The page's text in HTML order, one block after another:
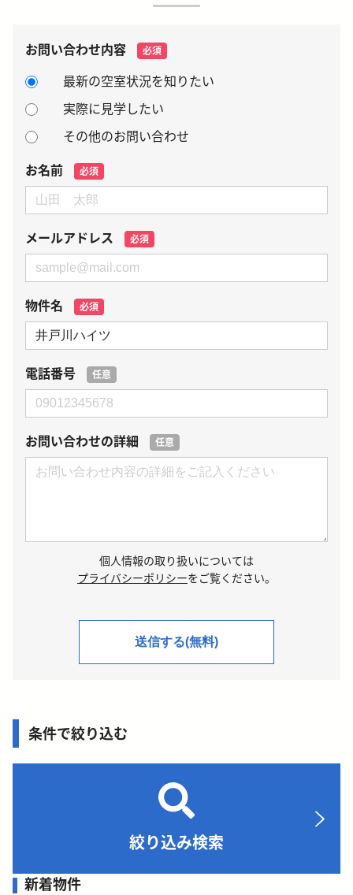
お問い合わせ内容 必須
最新の空室状況を知りたい
実際に見学したい
その他のお問い合わせ
お名前
必須
メールアドレス 必須
物件名 必須
電話番号 任意
お問い合わせの詳細 任意
個人情報の取り扱いについては
プライバシーポリシーをご覧ください。
条件で絞り込む
絞り込み検索
新着物件